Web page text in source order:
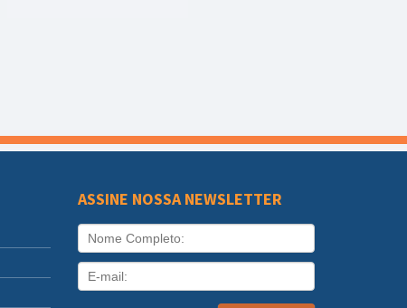
ASSINE NOSSA NEWSLETTER